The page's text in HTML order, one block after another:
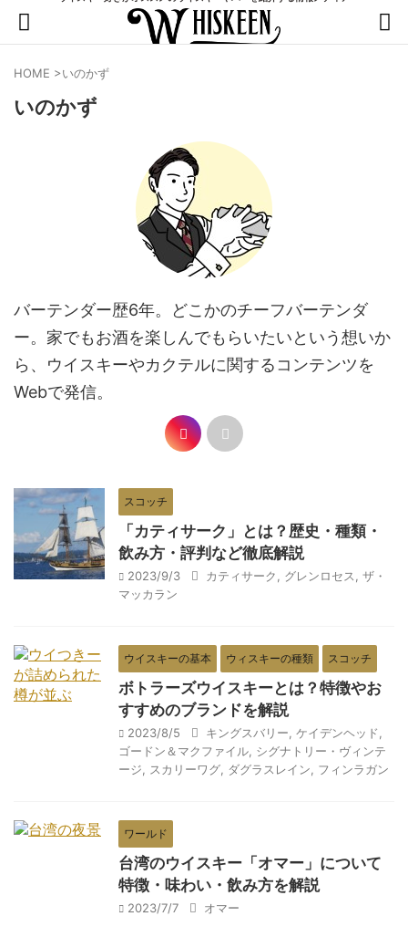
HOME >いのかず
いのかず
バーテンダー歴6年。どこかのチーフバーテンダ
ー。家でもお酒を楽しんでもらいたいという想いか
ら、ウイスキーやカクテルに関するコンテンツを
Webで発信。
スコッチ
「カティサーク」とは？歴史・種類・
飲み方・評判など徹底解説
2023/9/3 カティサーク グレンロセス
ザ・
マッカラン
ウイスキーの基本 ウィスキーの種類 スコッチ
ボトラーズウイスキーとは？特徴やお
すすめのブランドを解説
2023/8/5 キングスバリー ケイデンヘッド
ゴードン＆マクファイル シグナトリー・ヴィンテ
ージ
スカリーワグ ダグラスレイン フィンラガン
ワールド
台湾のウイスキー「オマー」について
特徴・味わい・飲み方を解説
2023/7/7 オマー